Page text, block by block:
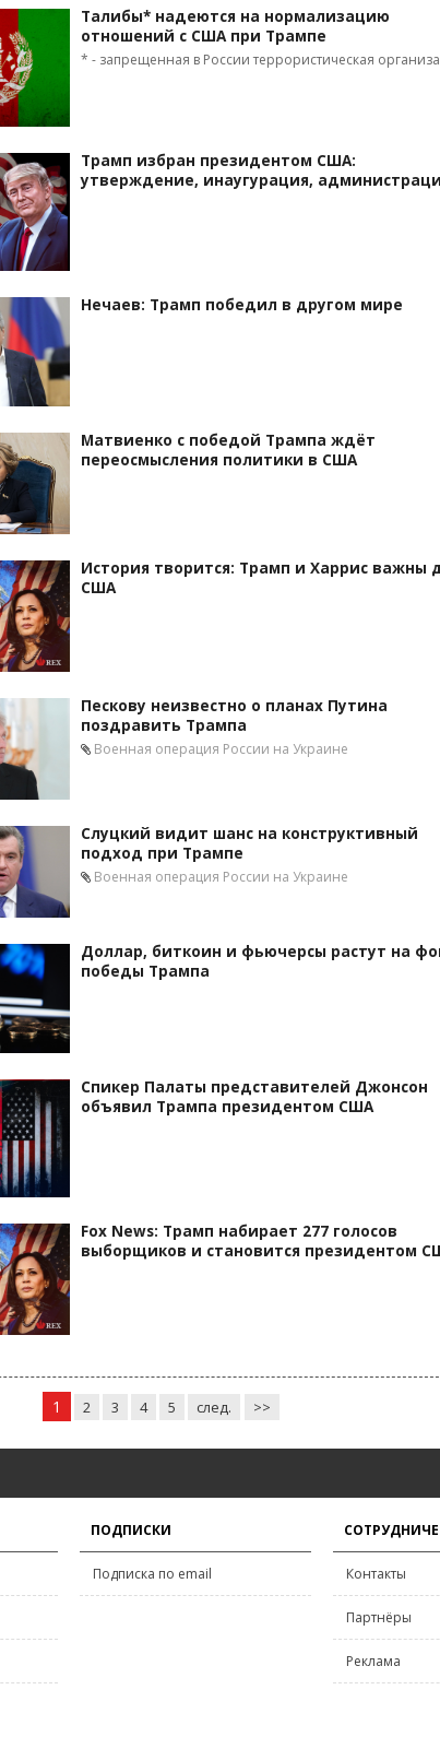
Талибы* надеются на нормализацию
отношений с США при Трампе
* - запрещенная в России террористическая
Трамп избран президентом США:
утверждение, инаугурация,
Нечаев: Трамп победил в другом мире
Матвиенко с победой Трампа ждёт
переосмысления политики в США
История творится: Трамп и Харрис важны
США
Пескову неизвестно о планах Путина
поздравить Трампа
Военная операция России на Украине
Слуцкий видит шанс на конструктивный
подход при Трампе
Военная операция России на Украине
Доллар, биткоин и фьючерсы растут на
победы Трампа
Спикер Палаты представителей Джонсон
объявил Трампа президентом США
Fox News: Трамп набирает 277 голосов
выборщиков и становится президентом
1 2 3 4 5 след. >>
ПОДПИСКИ
Подписка по email Контакты
Партнёры
Реклама